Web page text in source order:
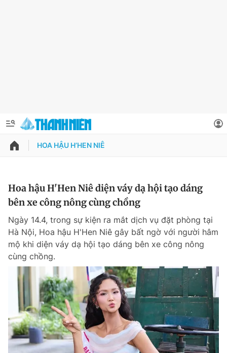
QUẢNG CÁO
Chuyên mục khác
Chào ngày mới
Tin thị trường Tin 360
Video Magazine
Thông tin tài khoản
Đổi mật khẩu
Tin đã lưu
Tin đã xem
Đăng xuất
HOA HẬU H’HEN NIÊ
Hoa hậu H'Hen Niê diện váy dạ hội tạo dáng
bên xe công nông cùng chồng
Ngày 14.4, trong sự kiện ra mắt dịch vụ đặt phòng tại
Hà Nội, Hoa hậu H'Hen Niê gây bất ngờ với người hâm
mộ khi diện váy dạ hội tạo dáng bên xe công nông
cùng chồng.